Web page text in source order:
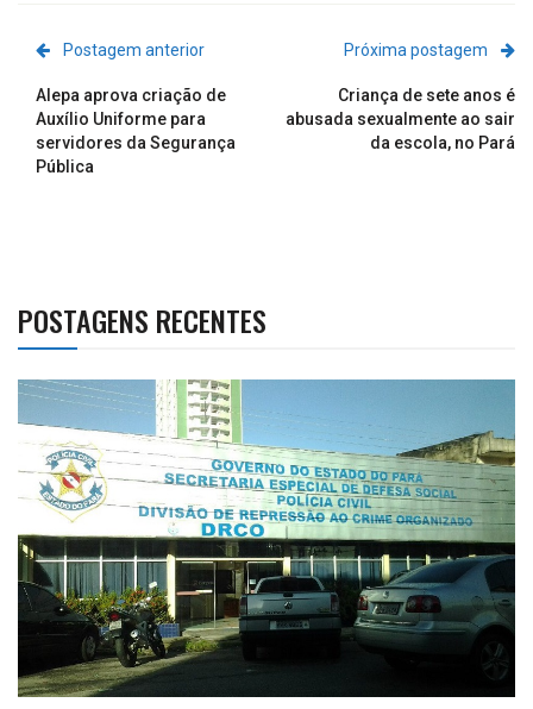
Postagem anterior
Alepa aprova criação de
Auxílio Uniforme para
servidores da Segurança
Pública
Próxima postagem
Criança de sete anos é
abusada sexualmente ao sair
da escola, no Pará
POSTAGENS RECENTES